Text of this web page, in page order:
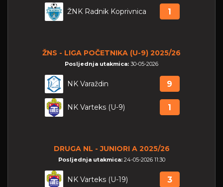
ŽNK Radnik Koprivnica 1
ŽNS - LIGA POČETNIKA (U-9) 2025/26
Posljednja utakmica: 30-05-2026
NK Varaždin 9
NK Varteks (U-9) 1
DRUGA NL - JUNIORI A 2025/26
Posljednja utakmica: 24-05-2026 11:30
NK Varteks (U-19) 3